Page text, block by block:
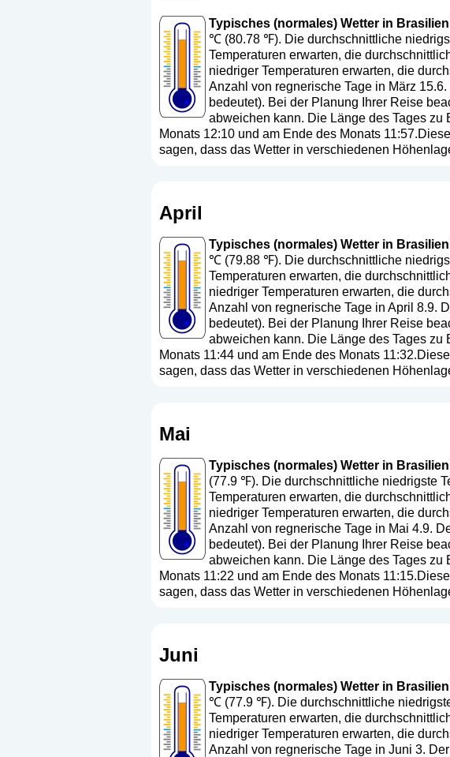
Typisches (normales) Wetter in
℃ (80.78 ℉). Die durchschnittliche
Temperaturen erwarten, die
niedriger Temperaturen erwarten, die
Anzahl von regnerische Tage in März
bedeutet). Bei der Planung Ihrer Reise
abweichen kann. Die Länge des Tages zu
Monats 12:10 und am Ende des Monats
sagen, dass das Wetter in verschiedenen
April
Typisches (normales) Wetter in
℃ (79.88 ℉). Die durchschnittliche
Temperaturen erwarten, die
niedriger Temperaturen erwarten, die
Anzahl von regnerische Tage in April 8.9.
bedeutet). Bei der Planung Ihrer Reise
abweichen kann. Die Länge des Tages zu
Monats 11:44 und am Ende des Monats
sagen, dass das Wetter in verschiedenen
Mai
Typisches (normales) Wetter in
(77.9 ℉). Die durchschnittliche niedrigste
Temperaturen erwarten, die
niedriger Temperaturen erwarten, die
Anzahl von regnerische Tage in Mai 4.9.
bedeutet). Bei der Planung Ihrer Reise
abweichen kann. Die Länge des Tages zu
Monats 11:22 und am Ende des Monats
sagen, dass das Wetter in verschiedenen
Juni
Typisches (normales) Wetter in
℃ (77.9 ℉). Die durchschnittliche
Temperaturen erwarten, die
niedriger Temperaturen erwarten, die
Anzahl von regnerische Tage in Juni 3.